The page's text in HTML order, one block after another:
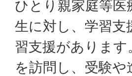
ひとり親家庭等医
生に対し、学習
習支援がありま
を訪問し、受験